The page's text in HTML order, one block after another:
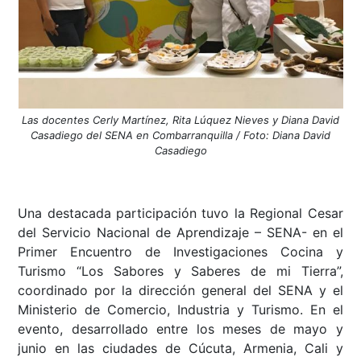
Las docentes Cerly Martínez, Rita Lúquez Nieves y Diana David
Casadiego del SENA en Combarranquilla / Foto: Diana David
Casadiego
Una destacada participación tuvo la Regional Cesar
del Servicio Nacional de Aprendizaje – SENA- en el
Primer Encuentro de Investigaciones Cocina y
Turismo “Los Sabores y Saberes de mi Tierra”,
coordinado por la dirección general del SENA y el
Ministerio de Comercio, Industria y Turismo. En el
evento, desarrollado entre los meses de mayo y
junio en las ciudades de Cúcuta, Armenia, Cali y